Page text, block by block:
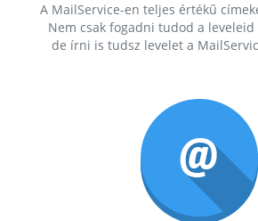
A MailService-en teljes értékű
Nem csak fogadni tudod a
de írni is tudsz levelet a